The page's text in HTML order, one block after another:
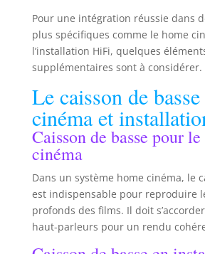
Pour une intégration réussie dans
plus spécifiques comme le home
l’installation HiFi, quelques
supplémentaires sont à considérer.
Le caisson de
cinéma et
Caisson de basse pour
cinéma
Dans un système home cinéma, le
est indispensable pour reproduire
profonds des films. Il doit
haut-parleurs pour un rendu